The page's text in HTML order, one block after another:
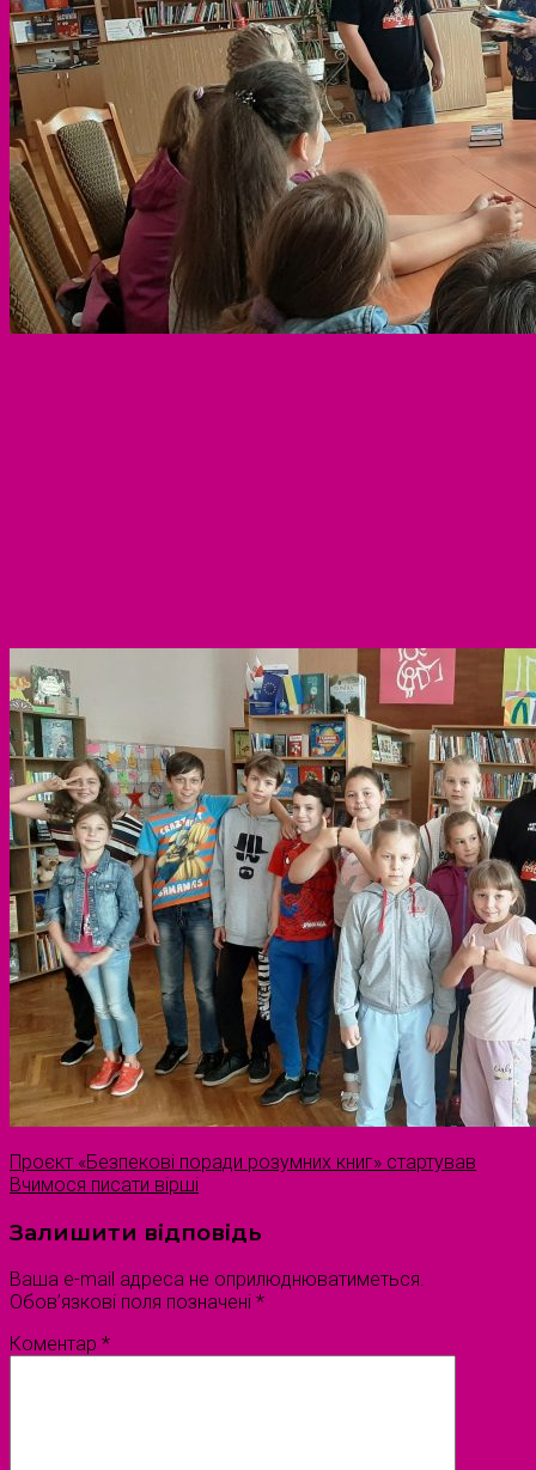
Проєкт «Безпекові поради розумних книг» стартував
Вчимося писати вірші
Залишити відповідь
Ваша e-mail адреса не оприлюднюватиметься.
Обов’язкові поля позначені *
Коментар *